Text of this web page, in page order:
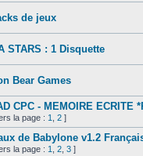
de jeux
STARS : 1 Disquette
Bear Games
CPC - MEMOIRE ECRITE
la page : 1 2 ]
de Babylone v1.2
la page : 1 2 3 ]